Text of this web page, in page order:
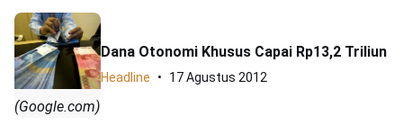
(Google.com)
Dana Otonomi Khusus Capai Rp13,2 Triliun
Headline 17 Agustus 2012